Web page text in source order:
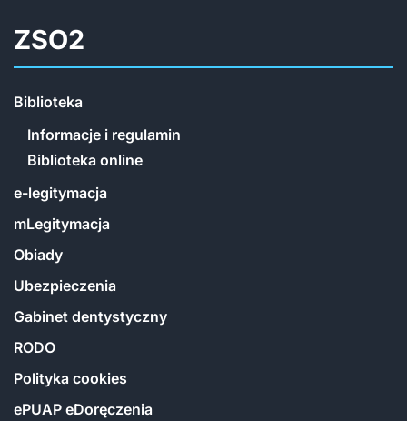
ZSO2
Biblioteka
Informacje i regulamin
Biblioteka online
e-legitymacja
mLegitymacja
Obiady
Ubezpieczenia
Gabinet dentystyczny
RODO
Polityka cookies
ePUAP eDoręczenia